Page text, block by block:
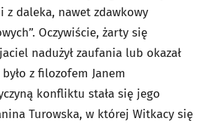
z daleka, nawet zdawkowy
Oczywiście, żarty się
nadużył zaufania lub okazał
z filozofem Janem
konfliktu stała się jego
Turowska, w której Witkacy się